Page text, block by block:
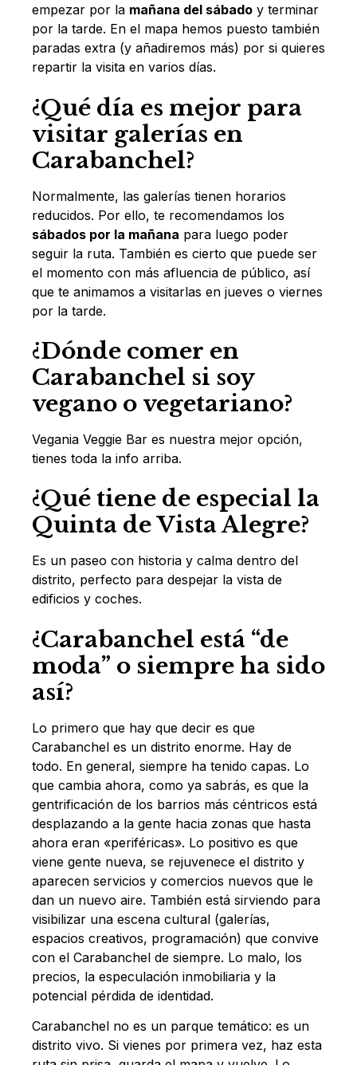
empezar por la mañana del sábado y terminar
por la tarde. En el mapa hemos puesto también
paradas extra (y añadiremos más) por si quieres
repartir la visita en varios días.
¿Qué día es mejor para
visitar galerías en
Carabanchel?
Normalmente, las galerías tienen horarios
reducidos. Por ello, te recomendamos los
sábados por la mañana para luego poder
seguir la ruta. También es cierto que puede ser
el momento con más afluencia de público, así
que te animamos a visitarlas en jueves o viernes
por la tarde.
¿Dónde comer en
Carabanchel si soy
vegano o vegetariano?
Vegania Veggie Bar es nuestra mejor opción,
tienes toda la info arriba.
¿Qué tiene de especial la
Quinta de Vista Alegre?
Es un paseo con historia y calma dentro del
distrito, perfecto para despejar la vista de
edificios y coches.
¿Carabanchel está “de
moda” o siempre ha sido
así?
Lo primero que hay que decir es que
Carabanchel es un distrito enorme. Hay de
todo. En general, siempre ha tenido capas. Lo
que cambia ahora, como ya sabrás, es que la
gentrificación de los barrios más céntricos está
desplazando a la gente hacia zonas que hasta
ahora eran «periféricas». Lo positivo es que
viene gente nueva, se rejuvenece el distrito y
aparecen servicios y comercios nuevos que le
dan un nuevo aire. También está sirviendo para
visibilizar una escena cultural (galerías,
espacios creativos, programación) que convive
con el Carabanchel de siempre. Lo malo, los
precios, la especulación inmobiliaria y la
potencial pérdida de identidad.
Carabanchel no es un parque temático: es un
distrito vivo. Si vienes por primera vez, haz esta